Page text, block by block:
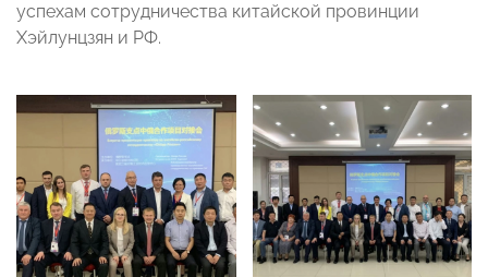
успехам сотрудничества китайской провинции
Хэйлунцзян и РФ.